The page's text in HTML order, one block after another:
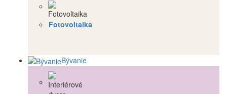
Fotovoltaika
Bývanie